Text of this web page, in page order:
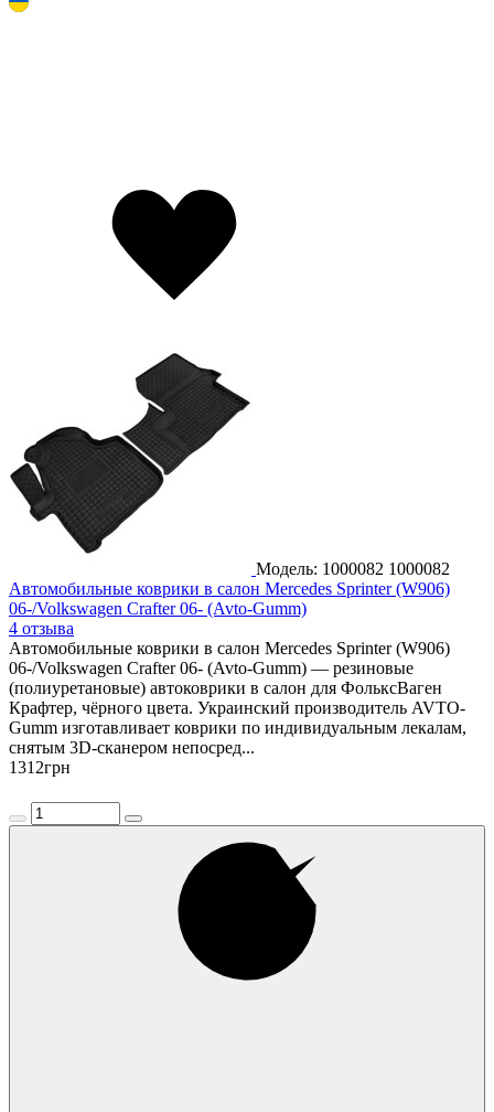
Модель: 1000082 1000082
Автомобильные коврики в салон Mercedes Sprinter (W906)
06-/Volkswagen Crafter 06- (Avto-Gumm)
4 отзыва
Автомобильные коврики в салон Mercedes Sprinter (W906)
06-/Volkswagen Crafter 06- (Avto-Gumm) — резиновые
(полиуретановые) автоковрики в салон для ФольксВаген
Крафтер, чёрного цвета. Украинский производитель AVTO-
Gumm изготавливает коврики по индивидуальным лекалам,
снятым 3D-сканером непосред...
1312грн